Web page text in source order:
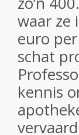
waar ze
euro
schat
kennis